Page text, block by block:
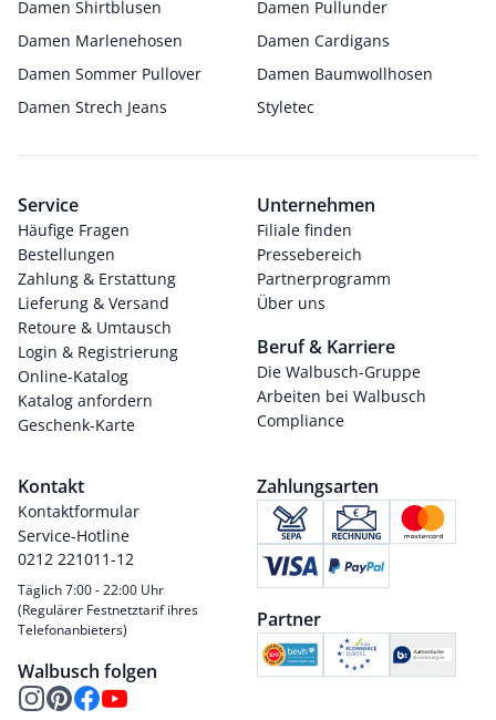
Damen Shirtblusen
Damen Pullunder
Damen Marlenehosen
Damen Cardigans
Damen Sommer Pullover
Damen Baumwollhosen
Damen Strech Jeans
Styletec
Service
Häufige Fragen
Bestellungen
Zahlung & Erstattung
Lieferung & Versand
Retoure & Umtausch
Login & Registrierung
Online-Katalog
Katalog anfordern
Geschenk-Karte
Unternehmen
Filiale finden
Pressebereich
Partnerprogramm
Über uns
Beruf & Karriere
Die Walbusch-Gruppe
Arbeiten bei Walbusch
Compliance
Kontakt
Kontaktformular
Service-Hotline
0212 221011-12
Täglich 7:00 - 22:00 Uhr
(Regulärer Festnetztarif ihres
Telefonanbieters)
Walbusch folgen
Zahlungsarten
Partner